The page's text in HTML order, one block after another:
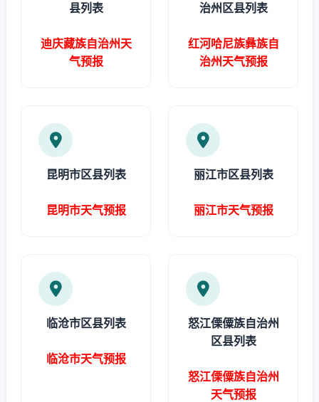
县列表
迪庆藏族自治州天
气预报
治州区县列表
红河哈尼族彝族自
治州天气预报
昆明市区县列表
昆明市天气预报
丽江市区县列表
丽江市天气预报
临沧市区县列表
临沧市天气预报
怒江傈僳族自治州
区县列表
怒江傈僳族自治州
天气预报